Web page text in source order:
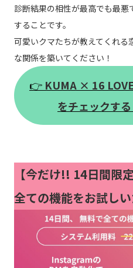
診断結果の相性が最高でも最
することです。
可愛いクマたちが教えてくれる
な関係を築いてください！
👉 KUMA × 16
をチェックする
【今だけ!! 14日間限
全ての機能をお試し